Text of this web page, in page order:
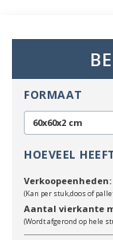
FORMAAT
60x60x2 cm
HOEVEEL
Verkoopeenheden:
(Kan per stuk,doos of
Aantal vierkante
(Wordt afgerond op hele